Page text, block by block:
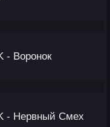
- Воронок
- Нервный Смех